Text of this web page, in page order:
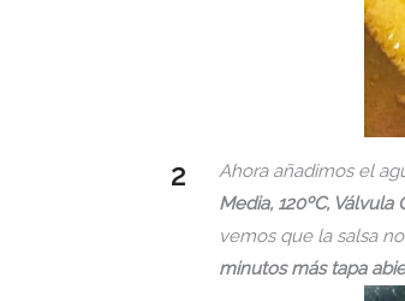
Ahora añadimos el
Media, 120ºC, Válvula
vemos que la salsa
minutos más tapa